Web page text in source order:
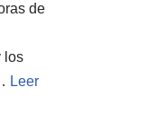
de
los
Leer